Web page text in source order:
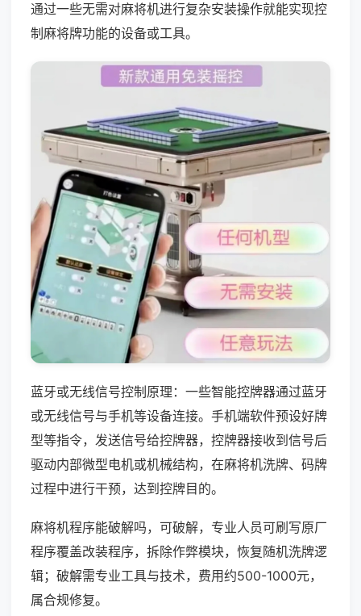
通过一些无需对麻将机进行复杂安装操作就能实现控
制麻将牌功能的设备或工具。
蓝牙或无线信号控制原理：一些智能控牌器通过蓝牙
或无线信号与手机等设备连接。手机端软件预设好牌
型等指令，发送信号给控牌器，控牌器接收到信号后
驱动内部微型电机或机械结构，在麻将机洗牌、码牌
过程中进行干预，达到控牌目的。
麻将机程序能破解吗，可破解，专业人员可刷写原厂
程序覆盖改装程序，拆除作弊模块，恢复随机洗牌逻
辑；破解需专业工具与技术，费用约500-1000元，
属合规修复。